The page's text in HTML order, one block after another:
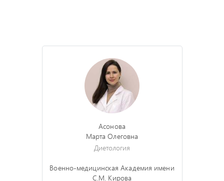
Асонова
Марта Олеговна
Диетология
Военно-медицинская Академия имени
С.М. Кирова